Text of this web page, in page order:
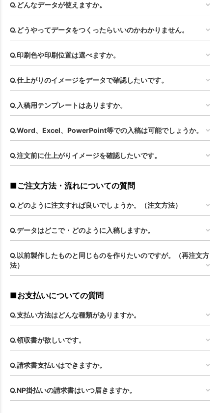
Q.どんなデータが使えますか。
Q.どうやってデータをつくったらいいのかわかりません。
Q.印刷色や印刷位置は選べますか。
Q.仕上がりのイメージをデータで確認したいです。
Q.入稿用テンプレートはありますか。
Q.Word、Excel、PowerPoint等での入稿は可能でしょうか。
Q.注文前に仕上がりイメージを確認したいです。
■ご注文方法・流れについての質問
Q.どのように注文すれば良いでしょうか。（注文方法）
Q.データはどこで・どのように入稿しますか。
Q.以前製作したものと同じものを作りたいのですが。（再注文方
法）
■お支払いについての質問
Q.支払い方法はどんな種類がありますか。
Q.領収書が欲しいです。
Q.請求書支払いはできますか。
Q.NP掛払いの請求書はいつ届きますか。